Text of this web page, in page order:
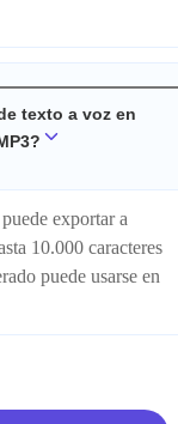
texto a voz en
exportar a
10.000 caracteres
puede usarse en